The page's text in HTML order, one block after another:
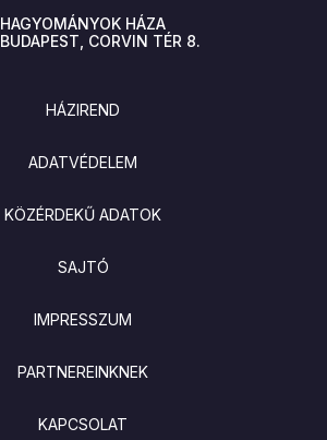
HAGYOMÁNYOK HÁZA
BUDAPEST CORVIN TÉR 8.
HÁZIREND
ADATVÉDELEM
KÖZÉRDEKŰ ADATOK
SAJTÓ
IMPRESSZUM
PARTNEREINKNEK
KAPCSOLAT